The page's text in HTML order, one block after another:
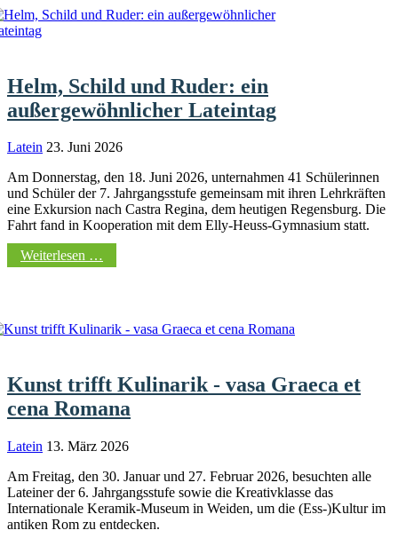
Helm, Schild und Ruder: ein
außergewöhnlicher Lateintag
Latein 23. Juni 2026
Am Donnerstag, den 18. Juni 2026, unternahmen 41 Schülerinnen
und Schüler der 7. Jahrgangsstufe gemeinsam mit ihren Lehrkräften
eine Exkursion nach Castra Regina, dem heutigen Regensburg. Die
Fahrt fand in Kooperation mit dem Elly-Heuss-Gymnasium statt.
Weiterlesen …
Kunst trifft Kulinarik - vasa Graeca et
cena Romana
Latein 13. März 2026
Am Freitag, den 30. Januar und 27. Februar 2026, besuchten alle
Lateiner der 6. Jahrgangsstufe sowie die Kreativklasse das
Internationale Keramik-Museum in Weiden, um die (Ess-)Kultur im
antiken Rom zu entdecken.